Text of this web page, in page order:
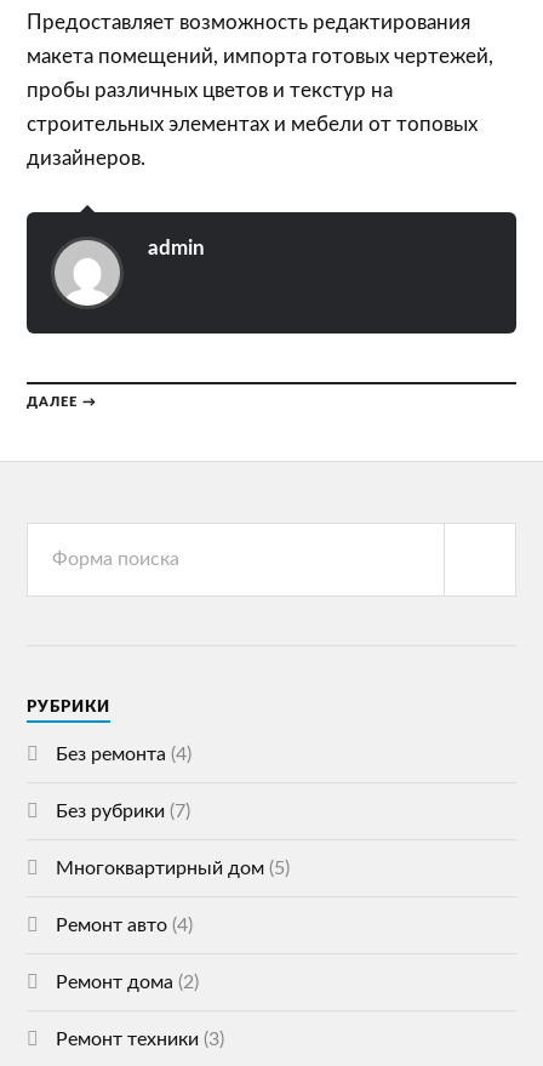
Предоставляет возможность редактирования
макета помещений, импорта готовых чертежей,
пробы различных цветов и текстур на
строительных элементах и мебели от топовых
дизайнеров.
admin
ДАЛЕЕ →
РУБРИКИ
Без ремонта (4)
Без рубрики (7)
Многоквартирный дом (5)
Ремонт авто (4)
Ремонт дома (2)
Ремонт техники (3)